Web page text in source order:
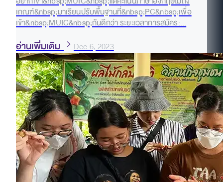
เกณฑ์&nbsp;มาเรียนปรับพื้นฐานที่&nbsp;PC&nbsp;เพื่อ
เข้า&nbsp;MUIC&nbsp;กันดีกว่า ระยะเวลาการสมัคร:...
อ่านเพิ่มเติม Dec 6, 2023